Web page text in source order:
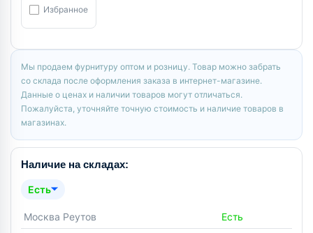
Избранное
Мы продаем фурнитуру оптом и розницу. Товар можно забрать
со склада после оформления заказа в интернет-магазине.
Данные о ценах и наличии товаров могут отличаться.
Пожалуйста, уточняйте точную стоимость и наличие товаров в
магазинах.
Наличие на складах:
Есть
Москва Реутов
Есть